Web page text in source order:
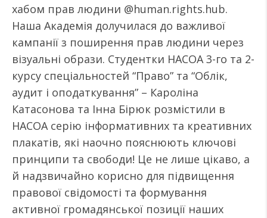
хабом прав людини @human.rights.hub.
Наша Академія долучилася до важливої
кампанії з поширення прав людини через
візуальні образи. Студентки НАСОА 3-го та 2-
курсу спеціальностей “Право” та “Облік,
аудит і оподаткування” – Кароліна
Катасонова та Інна Бірюк розмістили в
НАСОА серію інформативних та креативних
плакатів, які наочно пояснюють ключові
принципи та свободи! Це не лише цікаво, а
й надзвичайно корисно для підвищення
правової свідомості та формування
активної громадянської позиції наших